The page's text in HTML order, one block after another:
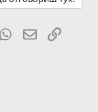
WhatsApp
EmailLink